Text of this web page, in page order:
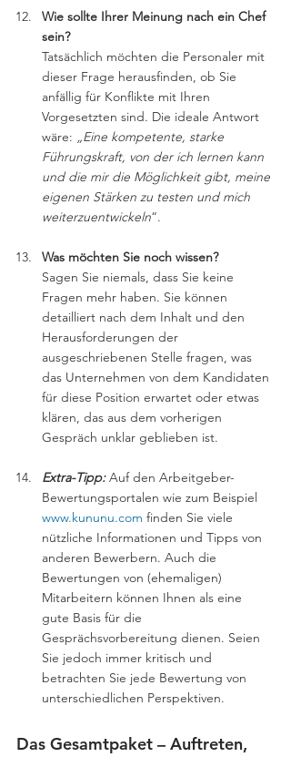
Wie sollte Ihrer Meinung nach ein Chef
sein?
Tatsächlich möchten die Personaler mit
dieser Frage herausfinden, ob Sie
anfällig für Konflikte mit Ihren
Vorgesetzten sind. Die ideale Antwort
wäre: „Eine kompetente, starke
Führungskraft, von der ich lernen kann
und die mir die Möglichkeit gibt, meine
eigenen Stärken zu testen und mich
weiterzuentwickeln“.
Was möchten Sie noch wissen?
Sagen Sie niemals, dass Sie keine
Fragen mehr haben. Sie können
detailliert nach dem Inhalt und den
Herausforderungen der
ausgeschriebenen Stelle fragen, was
das Unternehmen von dem Kandidaten
für diese Position erwartet oder etwas
klären, das aus dem vorherigen
Gespräch unklar geblieben ist.
Extra-Tipp: Auf den Arbeitgeber-
Bewertungsportalen wie zum Beispiel
www.kununu.com finden Sie viele
nützliche Informationen und Tipps von
anderen Bewerbern. Auch die
Bewertungen von (ehemaligen)
Mitarbeitern können Ihnen als eine
gute Basis für die
Gesprächsvorbereitung dienen. Seien
Sie jedoch immer kritisch und
betrachten Sie jede Bewertung von
unterschiedlichen Perspektiven.
Das Gesamtpaket – Auftreten,